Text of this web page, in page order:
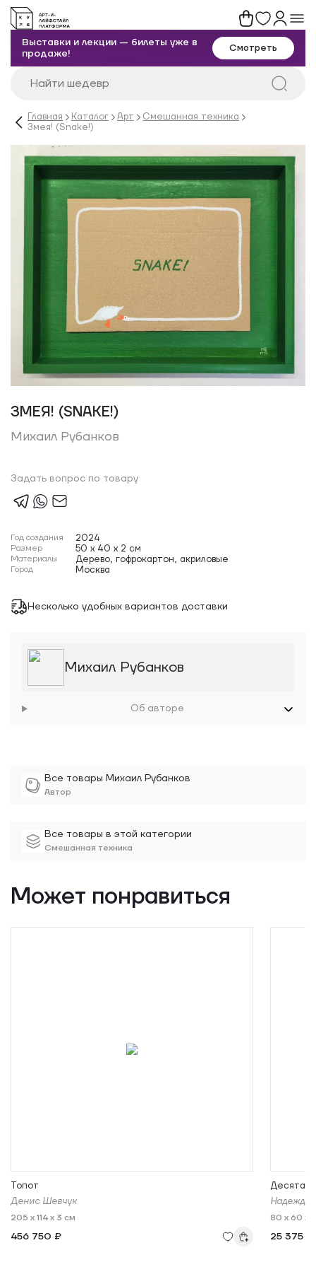
Выставки и лекции — билеты уже в
продаже!
Смотреть
Главная Каталог Арт
Смешанная техника
Змея! (Snake!)
ЗМЕЯ! (SNAKE!)
Михаил Рубанков
Задать вопрос по товару
Год создания 2024
Размер 50 x 40 x 2 см
Материалы Дерево, гофрокартон, акриловые
Город Москва
Несколько удобных вариантов доставки
Все товары Михаил Рубанков
Автор
Все товары в этой категории
Смешанная техника
Михаил Рубанков
Об авторе
Может понравиться
Топот
Денис Шевчук
205 x 114 x 3 см
456 750 ₽
Десятая
Надежда
80 x 60 x
25 375 ₽